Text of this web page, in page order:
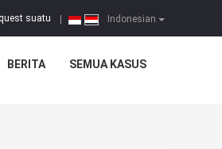
Indonesian
suatu
BERITA SEMUA KASUS